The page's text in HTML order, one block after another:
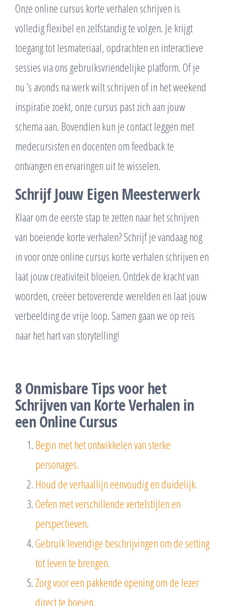
Onze online cursus korte verhalen schrijven is
volledig flexibel en zelfstandig te volgen. Je krijgt
toegang tot lesmateriaal, opdrachten en interactieve
sessies via ons gebruiksvriendelijke platform. Of je
nu ’s avonds na werk wilt schrijven of in het weekend
inspiratie zoekt, onze cursus past zich aan jouw
schema aan. Bovendien kun je contact leggen met
medecursisten en docenten om feedback te
ontvangen en ervaringen uit te wisselen.
Schrijf Jouw Eigen Meesterwerk
Klaar om de eerste stap te zetten naar het schrijven
van boeiende korte verhalen? Schrijf je vandaag nog
in voor onze online cursus korte verhalen schrijven en
laat jouw creativiteit bloeien. Ontdek de kracht van
woorden, creëer betoverende werelden en laat jouw
verbeelding de vrije loop. Samen gaan we op reis
naar het hart van storytelling!
8 Onmisbare Tips voor het
Schrijven van Korte Verhalen in
een Online Cursus
Begin met het ontwikkelen van sterke
personages.
Houd de verhaallijn eenvoudig en duidelijk.
Oefen met verschillende vertelstijlen en
perspectieven.
Gebruik levendige beschrijvingen om de setting
tot leven te brengen.
Zorg voor een pakkende opening om de lezer
direct te boeien.